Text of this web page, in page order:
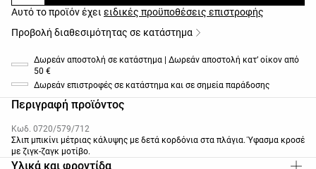
Αυτό το προϊόν έχει ειδικές προϋποθέσεις επιστροφής
Προβολή διαθεσιμότητας σε κατάστημα
Δωρεάν αποστολή σε κατάστημα | Δωρεάν αποστολή κατ’ οίκον από
50 €
Δωρεάν επιστροφές σε κατάστημα και σε σημεία παράδοσης
Περιγραφή προϊόντος
Κωδ. 0720/579/712
Σλιπ μπικίνι μέτριας κάλυψης με δετά κορδόνια στα πλάγια. Ύφασμα κροσέ
με ζιγκ-ζαγκ μοτίβο.
Υλικά και φροντίδα